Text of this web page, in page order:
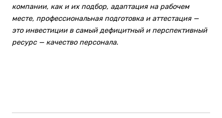
компании, как и их подбор, адаптация на рабочем
месте, профессиональная подготовка и аттестация —
это инвестиции в самый дефицитный и перспективный
ресурс — качество персонала.